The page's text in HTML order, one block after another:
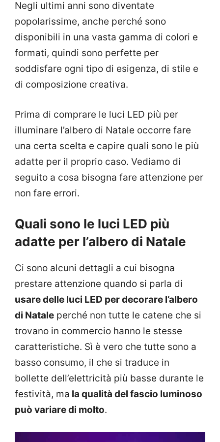
Negli ultimi anni sono diventate
popolarissime, anche perché sono
disponibili in una vasta gamma di colori e
formati, quindi sono perfette per
soddisfare ogni tipo di esigenza, di stile e
di composizione creativa.
Prima di comprare le luci LED più per
illuminare l’albero di Natale occorre fare
una certa scelta e capire quali sono le più
adatte per il proprio caso. Vediamo di
seguito a cosa bisogna fare attenzione per
non fare errori.
Quali sono le luci LED più
adatte per l’albero di Natale
Ci sono alcuni dettagli a cui bisogna
prestare attenzione quando si parla di
usare delle luci LED per decorare l’albero
di Natale perché non tutte le catene che si
trovano in commercio hanno le stesse
caratteristiche. Sì è vero che tutte sono a
basso consumo, il che si traduce in
bollette dell’elettricità più basse durante le
festività, ma la qualità del fascio luminoso
può variare di molto.